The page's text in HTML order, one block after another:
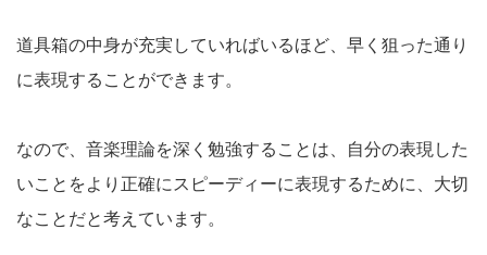
道具箱の中身が充実していればいるほど、早く狙った通り
に表現することができます。
なので、音楽理論を深く勉強することは、自分の表現した
いことをより正確にスピーディーに表現するために、大切
なことだと考えています。